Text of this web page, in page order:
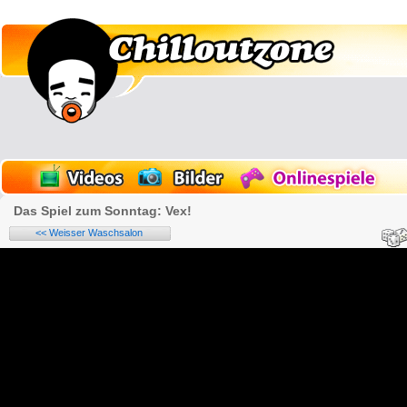
Das Spiel zum Sonntag: Vex!
<< Weisser Waschsalon